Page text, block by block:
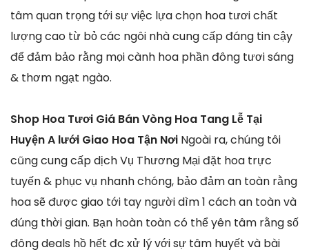
tâm quan trọng tới sự việc lựa chọn hoa tươi chất
lượng cao từ bỏ các ngôi nhà cung cấp đáng tin cậy
để đảm bảo rằng mọi cành hoa phần đông tươi sáng
& thơm ngạt ngào.
Shop Hoa Tươi Giá Bán Vòng Hoa Tang Lễ Tại
Huyện A lưới Giao Hoa Tận Nơi Ngoài ra, chúng tôi
cũng cung cấp dịch Vụ Thương Mại đặt hoa trực
tuyến & phục vụ nhanh chóng, bảo đảm an toàn rằng
hoa sẽ được giao tới tay người dìm 1 cách an toàn và
đúng thời gian. Bạn hoàn toàn có thể yên tâm rằng số
đông deals hồ hết đc xử lý với sự tâm huyết và bài